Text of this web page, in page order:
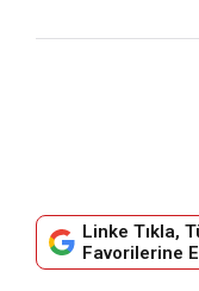
Linke Tıkla,
Favorilerine